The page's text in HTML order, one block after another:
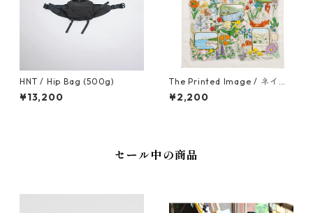
HNT / Hip Bag (500g)
¥13,200
The Printed Image / ネイチ
ャープリントバンダナ ワイル
ドフラワー
¥2,200
セール中の商品